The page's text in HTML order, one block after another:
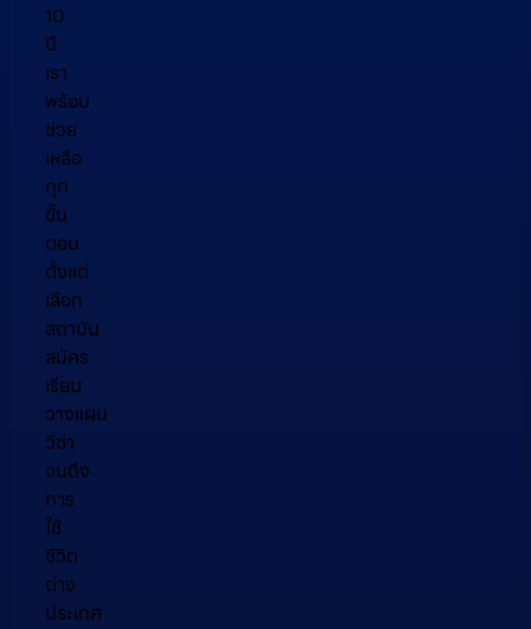
10
ปี
เรา
พร้อม
ช่วย
เหลือ
ทุก
ขั้น
ตอน
ตั้งแต่
เลือก
สถาบัน
สมัคร
เรียน
วางแผน
วีซ่า
จนถึง
การ
ใช้
ชีวิต
ต่าง
ประเทศ